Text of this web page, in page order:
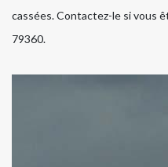
cassées. Contactez-le si vous
79360.